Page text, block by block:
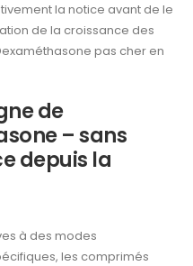
la notice avant de le
de la croissance des
pas cher en
de
– sans
depuis la
à des modes
les comprimés